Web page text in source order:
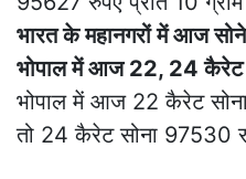
87594 प्रति 10 ग्राम है।
22 कैरेट सोने का रेट :
आज
89500 रुपए प्रति 10